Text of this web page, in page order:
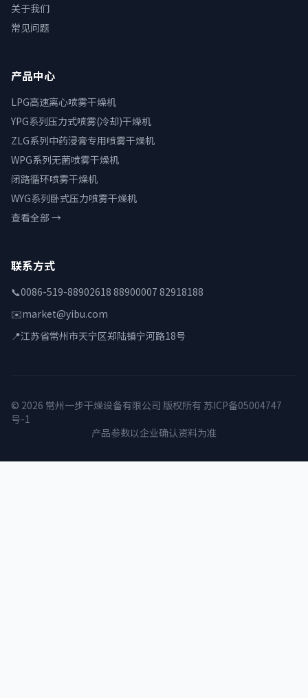
关于我们
常见问题
产品中心
LPG高速离心喷雾干燥机
YPG系列压力式喷雾(冷却)干燥机
ZLG系列中药浸膏专用喷雾干燥机
WPG系列无菌喷雾干燥机
闭路循环喷雾干燥机
WYG系列卧式压力喷雾干燥机
查看全部 →
联系方式
📞0086-519-88902618 88900007 82918188
✉️market@yibu.com
📍江苏省常州市天宁区郑陆镇宁河路18号
© 2026 常州一步干燥设备有限公司 版权所有 苏ICP备05004747
号-1
产品参数以企业确认资料为准